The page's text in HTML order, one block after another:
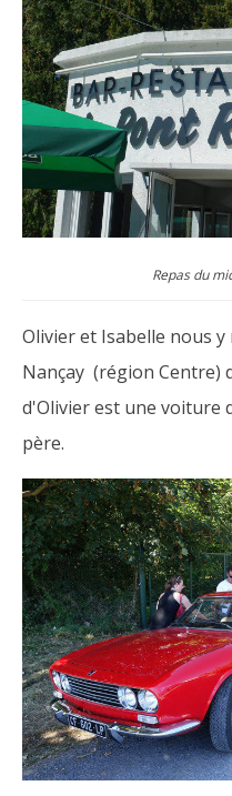
Repas du
Olivier et Isabelle nous
Nançay (région Centre)
d'Olivier est une voiture
père.